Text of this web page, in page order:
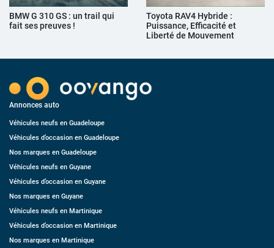
BMW G 310 GS : un trail qui
fait ses preuves !
Toyota RAV4 Hybride :
Puissance, Efficacité et
Liberté de Mouvement
Annonces auto
Véhicules neufs en Guadeloupe
Véhicules d’occasion en Guadeloupe
Nos marques en Guadeloupe
Véhicules neufs en Guyane
Véhicules d’occasion en Guyane
Nos marques en Guyane
Véhicules neufs en Martinique
Véhicules d’occasion en Martinique
Nos marques en Martinique